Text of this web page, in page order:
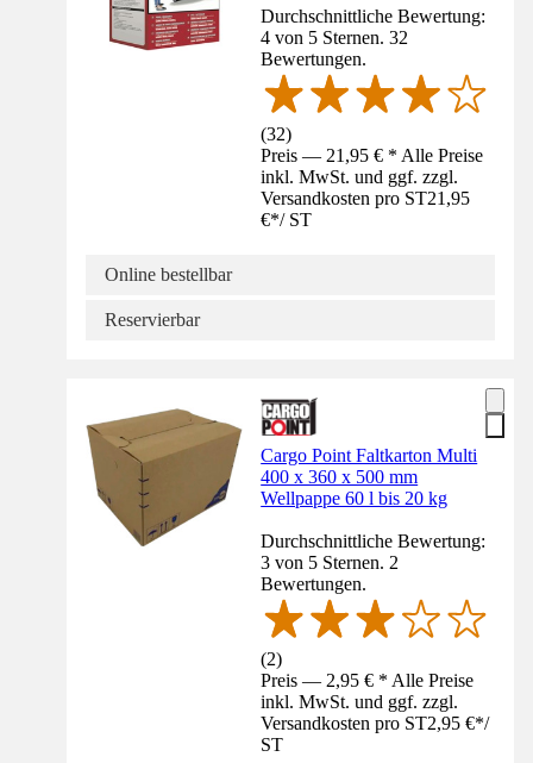
Durchschnittliche Bewertung:
4 von 5 Sternen. 32
Bewertungen.
(32)
Preis — 21,95 € * Alle Preise
inkl. MwSt. und ggf. zzgl.
Versandkosten pro ST21,95
€*/ ST
Online bestellbar
Reservierbar
Cargo Point Faltkarton Multi
400 x 360 x 500 mm
Wellpappe 60 l bis 20 kg
Durchschnittliche Bewertung:
3 von 5 Sternen. 2
Bewertungen.
(2)
Preis — 2,95 € * Alle Preise
inkl. MwSt. und ggf. zzgl.
Versandkosten pro ST2,95 €*/
ST